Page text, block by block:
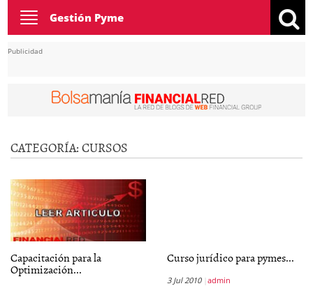
Toggle
navigation
Gestión Pyme
Publicidad
CATEGORÍA:CURSOS
Capacitación para la
Optimización...
Curso jurídico para pymes...
3 Jul 2010 admin